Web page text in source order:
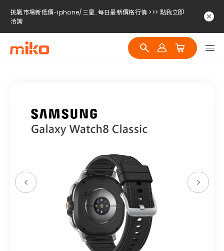
挑戰市場新低價-iphone/三星..每日最新價格行情 >>> 點我立即
洽詢
挑戰市場新低價-iphone/三星..每日最新價格行情 >>> 點我立即
洽詢
挑戰市場新低價-iphone/三星..每日最新價格行情 >>> 點我立即